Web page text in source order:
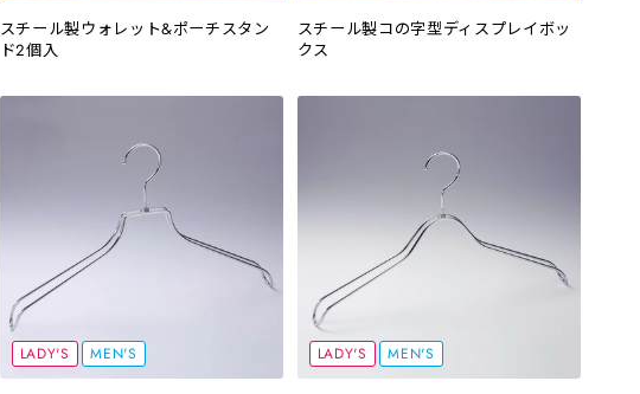
スチール製ウォレット&ポーチスタン
ド2個入
スチール製コの字型ディスプレイボッ
クス
LADY'S MEN'S LADY'S MEN'S